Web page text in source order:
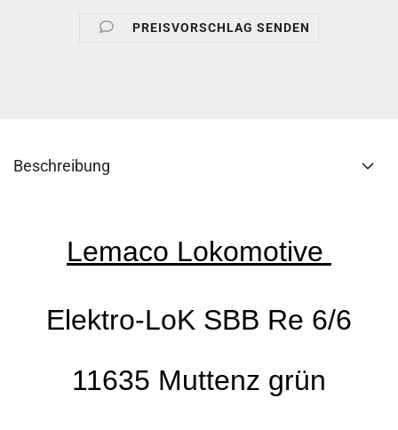
PREISVORSCHLAG SENDEN
Beschreibung
Lemaco Lokomotive
Elektro-LoK SBB Re 6/6
11635 Muttenz grün